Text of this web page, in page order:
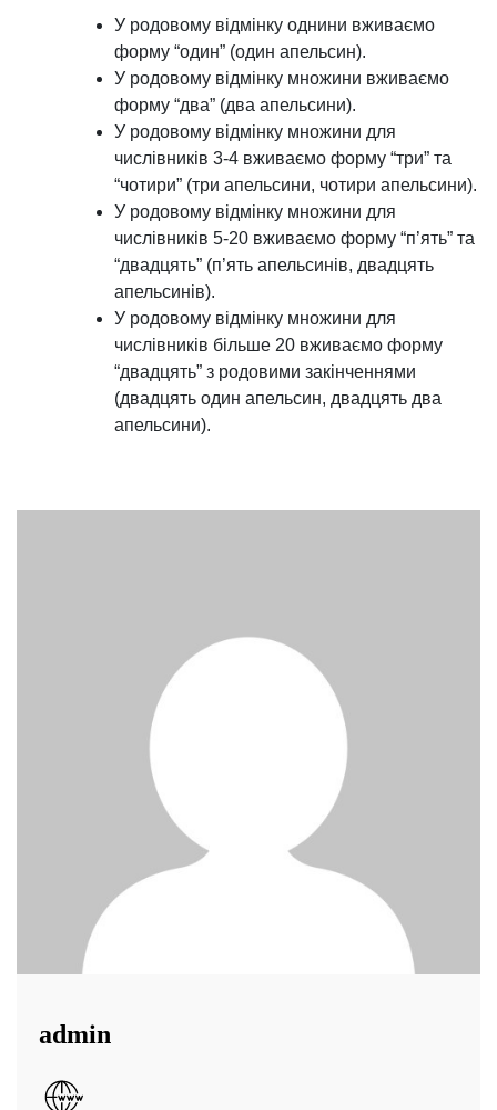
У родовому відмінку однини вживаємо
форму “один” (один апельсин).
У родовому відмінку множини вживаємо
форму “два” (два апельсини).
У родовому відмінку множини для
числівників 3-4 вживаємо форму “три” та
“чотири” (три апельсини, чотири апельсини).
У родовому відмінку множини для
числівників 5-20 вживаємо форму “п’ять” та
“двадцять” (п’ять апельсинів, двадцять
апельсинів).
У родовому відмінку множини для
числівників більше 20 вживаємо форму
“двадцять” з родовими закінченнями
(двадцять один апельсин, двадцять два
апельсини).
admin